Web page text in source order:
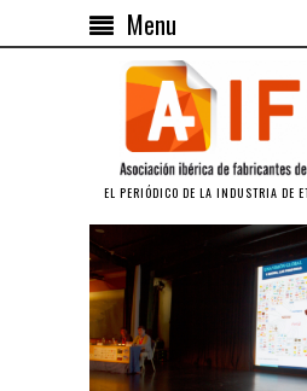
Menu
EL PERIÓDICO DE LA INDUSTRIA DE